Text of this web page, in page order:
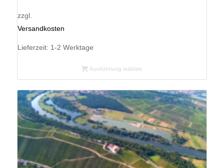
zzgl.
Versandkosten
Lieferzeit: 1-2 Werktage
Ausführung wählen